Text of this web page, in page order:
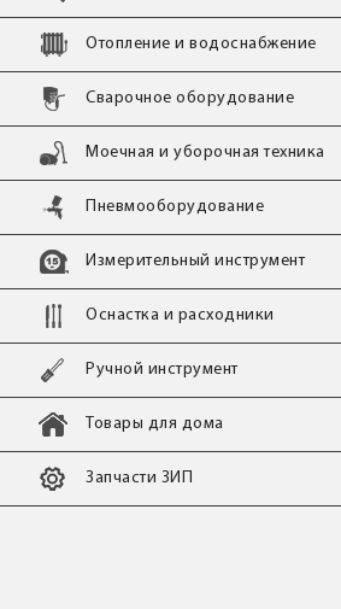
Отопление и водоснабжение
Сварочное оборудование
Моечная и уборочная техника
Пневмооборудование
Измерительный инструмент
Оснастка и расходники
Ручной инструмент
Товары для дома
Запчасти ЗИП